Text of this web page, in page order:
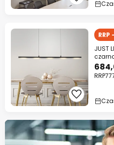
RRP
JUST
RRP